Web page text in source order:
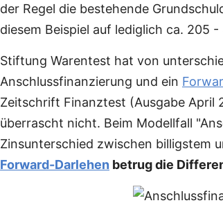
der Regel die bestehende
diesem Beispiel auf lediglich ca. 205 -
Stiftung Warentest hat von
Anschlussfinanzierung und ein
Zeitschrift Finanztest (Ausgabe April
überrascht nicht. Beim Modellfall
Zinsunterschied zwischen billigstem
Forward-Darlehen betrug die